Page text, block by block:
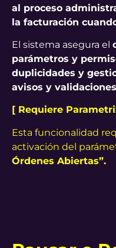
al proceso
la facturación
El sistema asegura el
parámetros y
duplicidades y
avisos y validaciones
[ Requiere
Esta funcionalidad
activación del
Órdenes Abiertas”.